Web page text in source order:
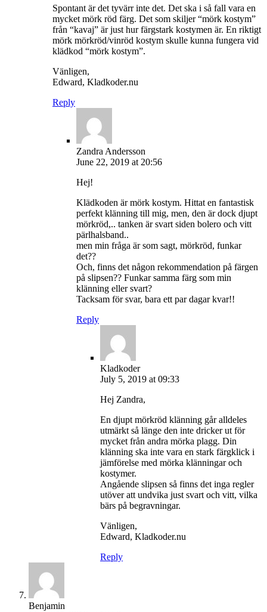
Spontant är det tyvärr inte det. Det ska i så fall vara en
mycket mörk röd färg. Det som skiljer “mörk kostym”
från “kavaj” är just hur färgstark kostymen är. En riktigt
mörk mörkröd/vinröd kostym skulle kunna fungera vid
klädkod “mörk kostym”.
Vänligen,
Edward, Kladkoder.nu
Reply
Zandra Andersson
June 22, 2019 at 20:56
Hej!
Klädkoden är mörk kostym. Hittat en fantastisk
perfekt klänning till mig, men, den är dock djupt
mörkröd,.. tanken är svart siden bolero och vitt
pärlhalsband..
men min fråga är som sagt, mörkröd, funkar
det??
Och, finns det någon rekommendation på färgen
på slipsen?? Funkar samma färg som min
klänning eller svart?
Tacksam för svar, bara ett par dagar kvar!!
Reply
Kladkoder
July 5, 2019 at 09:33
Hej Zandra,
En djupt mörkröd klänning går alldeles
utmärkt så länge den inte dricker ut för
mycket från andra mörka plagg. Din
klänning ska inte vara en stark färgklick i
jämförelse med mörka klänningar och
kostymer.
Angående slipsen så finns det inga regler
utöver att undvika just svart och vitt, vilka
bärs på begravningar.
Vänligen,
Edward, Kladkoder.nu
Reply
Benjamin